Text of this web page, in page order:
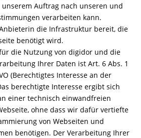
Auftrag nach unseren und
verarbeiten kann.
die Infrastruktur bereit, die
benötigt wird.
die Nutzung von digidor und die
Ihrer Daten ist Art. 6 Abs. 1
(Berechtigtes Interesse an der
berechtigte Interesse ergibt sich
einer technisch einwandfreien
ohne dass wir dafür vertiefte
von Webseiten und
benötigen. Der Verarbeitung Ihrer